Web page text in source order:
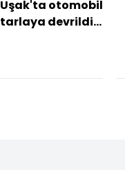
Uşak'ta otomobil
tarlaya devrildi: